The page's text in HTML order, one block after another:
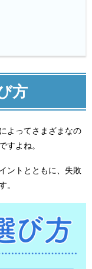
方
よってさまざまなの
すよね。
ントとともに、失敗
。